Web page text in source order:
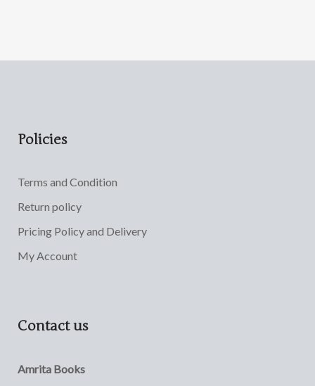
Policies
Terms and Condition
Return policy
Pricing Policy and Delivery
My Account
Contact us
Amrita Books